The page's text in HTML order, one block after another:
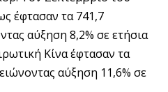
έφτασαν τα 741,7
αύξηση 8,2% σε ετήσια
Κίνα έφτασαν τα
αύξηση 11,6% σε